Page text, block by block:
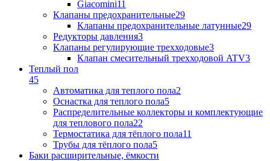
Giacomini11
Клапаны предохранительные29
Клапаны предохранительные латунные29
Редукторы давления3
Клапаны регулирующие трехходовые3
Клапан смесительный трехходовой ATV3
Теплый пол
45
Автоматика для теплого пола2
Оснастка для теплого пола5
Распределительные коллекторы и комплектующие
для теплового пола22
Термостатика для тёплого пола11
Трубы для тёплого пола5
Баки расширительные, ёмкости